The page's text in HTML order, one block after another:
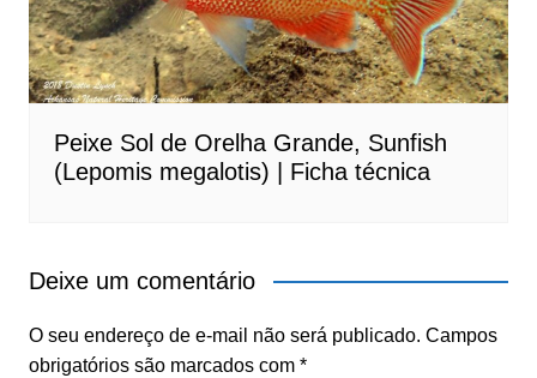
Peixe Sol de Orelha Grande, Sunfish
(Lepomis megalotis) | Ficha técnica
Deixe um comentário
O seu endereço de e-mail não será publicado. Campos
obrigatórios são marcados com *